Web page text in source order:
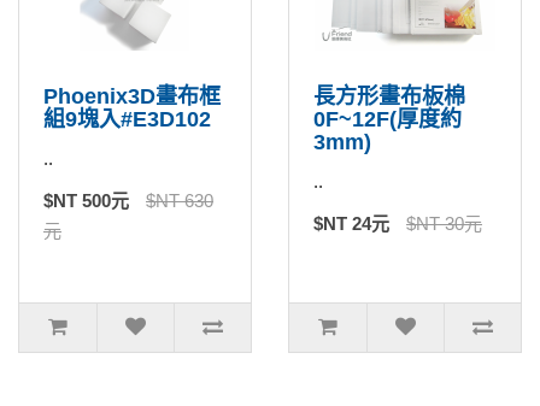
Phoenix3D畫布框
組9塊入#E3D102
..
$NT 500元
$NT 630
元
長方形畫布板棉
0F~12F(厚度約
3mm)
..
$NT 24元 $NT 30元